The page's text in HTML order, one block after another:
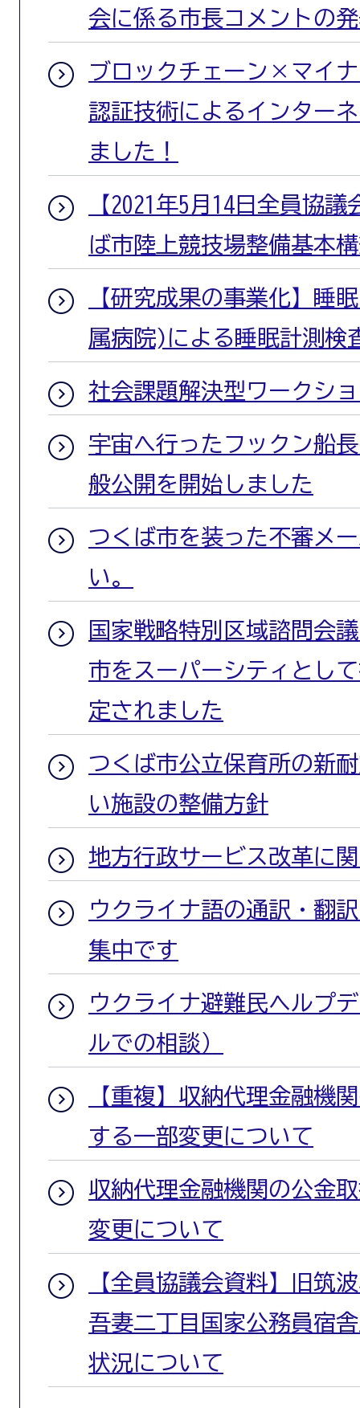
会に係る市長コメントの
ブロックチェーン×マイ
認証技術によるインター
ました！
【2021年5月14日全員協
ば市陸上競技場整備基本
【研究成果の事業化】睡
属病院)による睡眠計測検
社会課題解決型ワークショ
宇宙へ行ったフックン船
般公開を開始しました
つくば市を装った不審メ
い。
国家戦略特別区域諮問会
市をスーパーシティとし
定されました
つくば市公立保育所の新
い施設の整備方針
地方行政サービス改革に
ウクライナ語の通訳・翻
集中です
ウクライナ避難民ヘルプ
ルでの相談）
【重複】収納代理金融機
する一部変更について
収納代理金融機関の公金
変更について
【全員協議会資料】旧筑
吾妻二丁目国家公務員宿
状況について